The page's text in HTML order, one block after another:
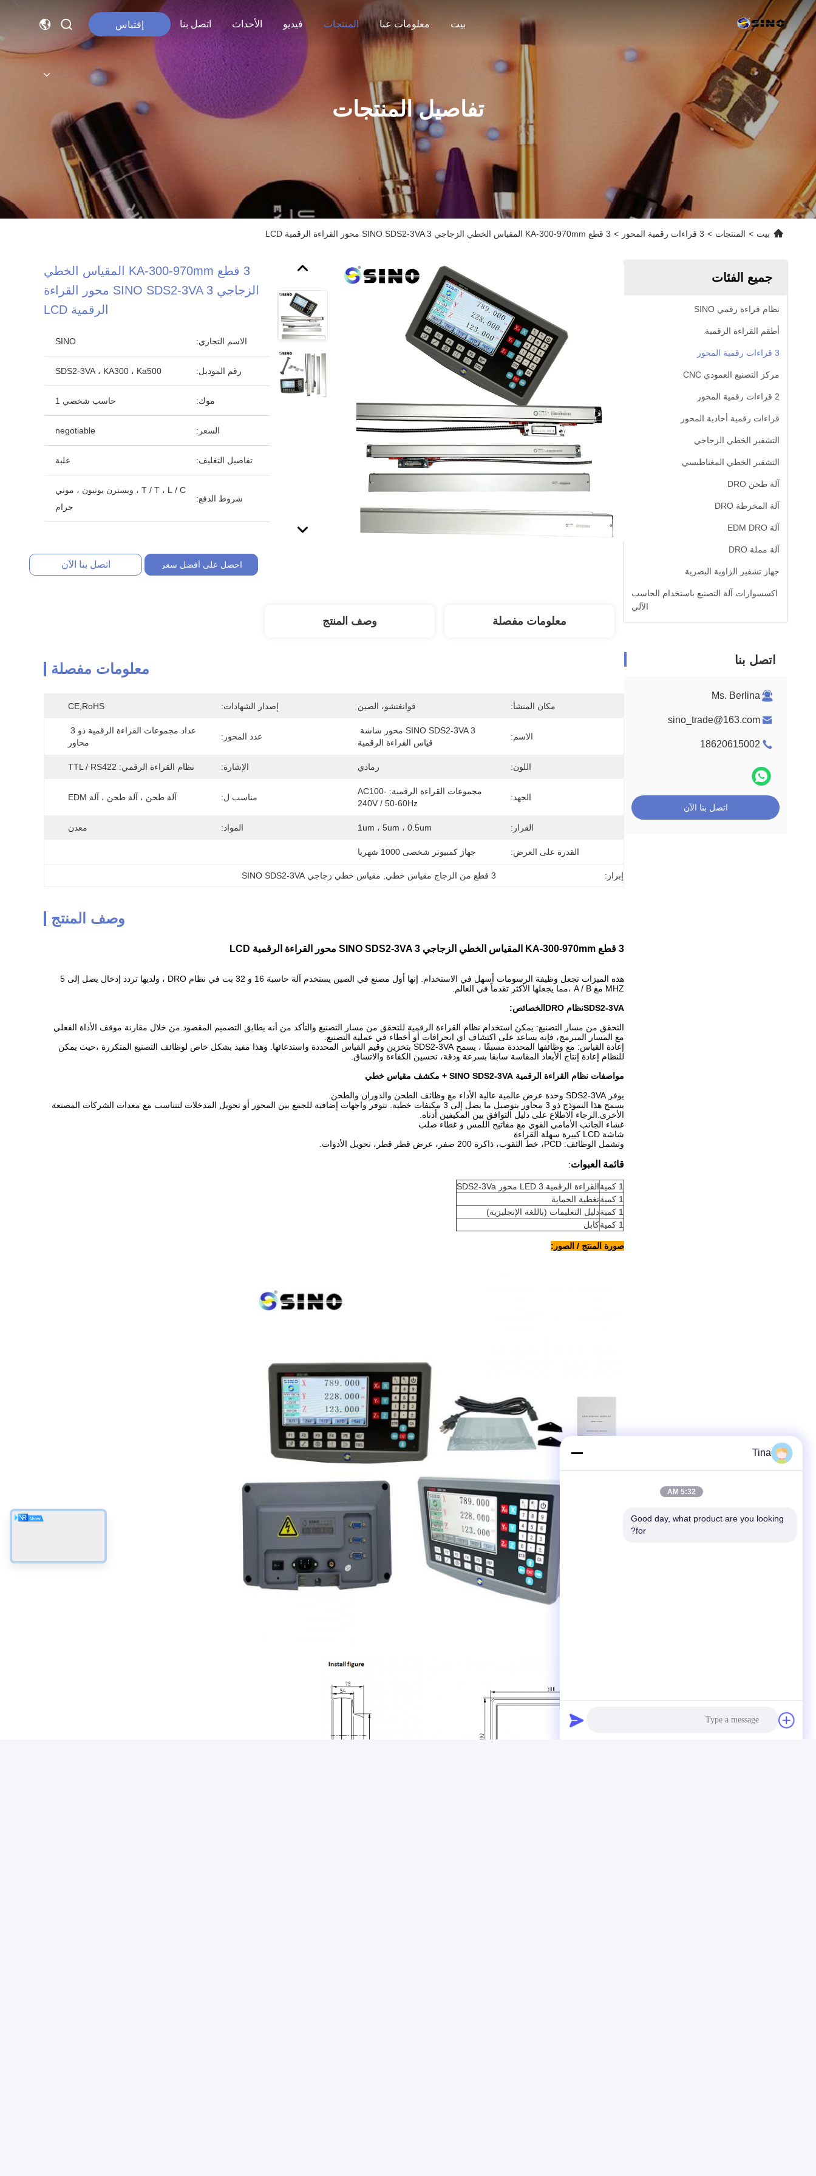
بيت معلومات عنا المنتجات فيديو الأحداث اتصل بنا إقتباس
تفاصيل المنتجات
بيت > المنتجات > 3 قراءات رقمية المحور > 3 قطع KA-300-970mm المقياس الخطي الزجاجي SINO SDS2-3VA 3 محور القراءة الرقمية LCD
جميع الفئات
نظام قراءة رقمي SINO
أطقم القراءة الرقمية
3 قراءات رقمية المحور
مركز التصنيع العمودي CNC
2 قراءات رقمية المحور
قراءات رقمية أحادية المحور
التشفير الخطي الزجاجي
التشفير الخطي المغناطيسي
آلة طحن DRO
آلة المخرطة DRO
آلة EDM DRO
آلة مملة DRO
جهاز تشفير الزاوية البصرية
اكسسوارات آلة التصنيع باستخدام الحاسب
الآلي
اتصل بنا
Ms. Berlina
sino_trade@163.com
18620615002
اتصل بنا الآن
3 قطع KA-300-970mm المقياس الخطي
الزجاجي SINO SDS2-3VA 3 محور القراءة
الرقمية LCD
الاسم التجاري: SINO
رقم الموديل: SDS2-3VA ، KA300 ، Ka500
موك: حاسب شخصي 1
السعر: negotiable
تفاصيل التغليف: علبة
شروط الدفع:
T / T ، L / C ، ويسترن يونيون ، موني
جرام
احصل على أفضل سعر اتصل بنا الآن
معلومات مفصلة وصف المنتج
معلومات مفصلة
مكان المنشأ: قوانغتشو، الصين إصدار الشهادات: CE,RoHS
الاسم:
قياس القراءة الرقمية
عدد المحور:
محاور
اللون: رمادي الإشارة: نظام القراءة الرقمي: TTL / RS422
الجهد:
مجموعات القراءة الرقمية: AC100-
240V / 50-60Hz
مناسب ل: آلة طحن ، آلة طحن ، آلة EDM
القرار: 1um ، 5um ، 0.5um المواد: معدن
القدرة على العرض: جهاز كمبيوتر شخصى 1000 شهريا
إبراز: 3 قطع من الزجاج مقياس خطي مقياس خطي زجاجي SINO SDS2-3VA
وصف المنتج
3 قطع KA-300-970mm المقياس الخطي الزجاجي SINO SDS2-3VA 3 محور القراءة الرقمية LCD
هذه الميزات تجعل وظيفة الرسومات أسهل في الاستخدام. إنها أول مصنع في الصين يستخدم آلة حاسبة 16 و 32 بت في نظام DRO ، ولديها تردد إدخال يصل إلى 5
MHZ مع A / B ،مما يجعلها الأكثر تقدماً في العالم.
SDS2-3VAنظام DRO
الخصائص:
التحقق من مسار التصنيع: يمكن استخدام نظام القراءة الرقمية للتحقق من مسار التصنيع والتأكد من أنه يطابق التصميم المقصود.من خلال مقارنة موقف الأداة الفعلي
مع المسار المبرمج، فإنه يساعد على اكتشاف أي انحرافات أو أخطاء في عملية التصنيع.
إعادة القياس: مع وظائفها المحددة مسبقًا ، يسمح SDS2-3VA بتخزين وقيم القياس المحددة واستدعائها. وهذا مفيد بشكل خاص لوظائف التصنيع المتكررة ،حيث يمكن
للنظام إعادة إنتاج الأبعاد المقاسة سابقا بسرعة ودقة، تحسين الكفاءة والاتساق.
مواصفات نظام القراءة الرقمية SINO SDS2-3VA + مكشف مقياس خطي
يوفر SDS2-3VA وحدة عرض عالمية عالية الأداء مع وظائف الطحن والدوران والطحن.
يسمح هذا النموذج ذو 3 محاور بتوصيل ما يصل إلى 3 مكيفات خطية. تتوفر واجهات إضافية للجمع بين المحور أو تحويل المدخلات لتتناسب مع معدات الشركات المصنعة
الأخرى.الرجاء الاطلاع على دليل التوافق بين المكيفين أدناه.
غشاء الجانب الأمامي القوي مع مفاتيح اللمس و غطاء صلب
شاشة LCD كبيرة سهلة القراءة
وتشمل الوظائف: PCD، خط الثقوب، ذاكرة 200 صفر، عرض قطر قطر، تحويل الأدوات.
قائمة العبوات:
1 كمية
القراءة الرقمية LED 3 محور SDS2-3Va
1 كمية
تغطية الحماية
1 كمية
دليل التعليمات (باللغة الإنجليزية)
1 كمية
كابل
صورة المنتج / الصور:
Tina
5:32 AM
Good day, what product are you looking
for?